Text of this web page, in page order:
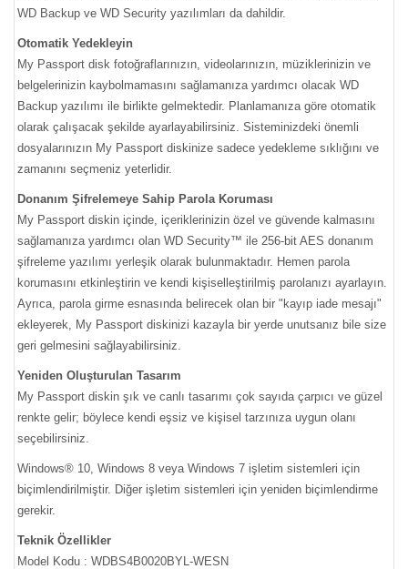
WD Backup ve WD Security yazılımları da dahildir.
Otomatik Yedekleyin
My Passport disk fotoğraflarınızın, videolarınızın, müziklerinizin ve
belgelerinizin kaybolmamasını sağlamanıza yardımcı olacak WD
Backup yazılımı ile birlikte gelmektedir. Planlamanıza göre otomatik
olarak çalışacak şekilde ayarlayabilirsiniz. Sisteminizdeki önemli
dosyalarınızın My Passport diskinize sadece yedekleme sıklığını ve
zamanını seçmeniz yeterlidir.
Donanım Şifrelemeye Sahip Parola Koruması
My Passport diskin içinde, içeriklerinizin özel ve güvende kalmasını
sağlamanıza yardımcı olan WD Security™ ile 256-bit AES donanım
şifreleme yazılımı yerleşik olarak bulunmaktadır. Hemen parola
korumasını etkinleştirin ve kendi kişiselleştirilmiş parolanızı ayarlayın.
Ayrıca, parola girme esnasında belirecek olan bir "kayıp iade mesajı"
ekleyerek, My Passport diskinizi kazayla bir yerde unutsanız bile size
geri gelmesini sağlayabilirsiniz.
Yeniden Oluşturulan Tasarım
My Passport diskin şık ve canlı tasarımı çok sayıda çarpıcı ve güzel
renkte gelir; böylece kendi eşsiz ve kişisel tarzınıza uygun olanı
seçebilirsiniz.
Windows® 10, Windows 8 veya Windows 7 işletim sistemleri için
biçimlendirilmiştir. Diğer işletim sistemleri için yeniden biçimlendirme
gerekir.
Teknik Özellikler
Model Kodu : WDBS4B0020BYL-WESN